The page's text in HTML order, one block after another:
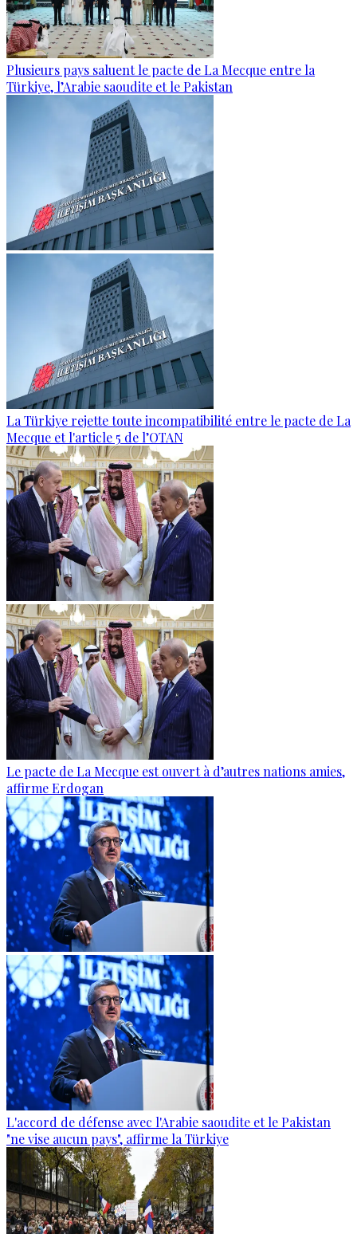
Plusieurs pays saluent le pacte de La Mecque entre la
Türkiye, l’Arabie saoudite et le Pakistan
La Türkiye rejette toute incompatibilité entre le pacte de La
Mecque et l'article 5 de l’OTAN
Le pacte de La Mecque est ouvert à d’autres nations amies,
affirme Erdogan
L'accord de défense avec l'Arabie saoudite et le Pakistan
"ne vise aucun pays", affirme la Türkiye